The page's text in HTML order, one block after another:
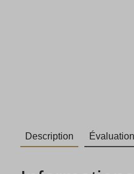
Description